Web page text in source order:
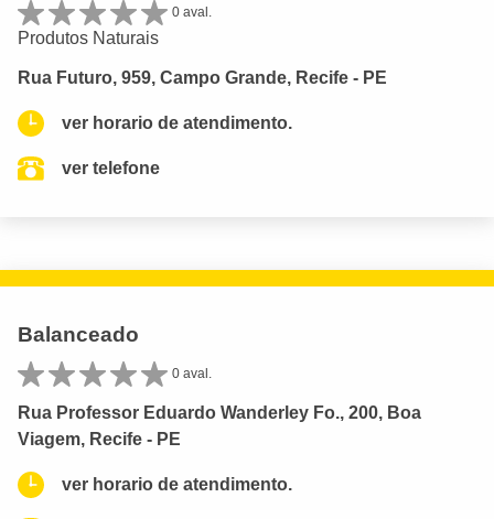
0 aval.
Produtos Naturais
Rua Futuro, 959, Campo Grande, Recife - PE
ver horario de atendimento.
ver telefone
Balanceado
0 aval.
Rua Professor Eduardo Wanderley Fo., 200, Boa
Viagem, Recife - PE
ver horario de atendimento.